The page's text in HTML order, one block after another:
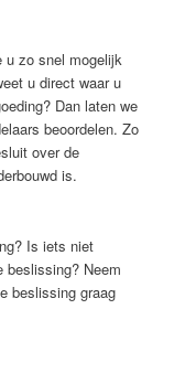
u zo snel mogelijk
u direct waar u
Dan laten we
beoordelen. Zo
over de
is.
Is iets niet
beslissing? Neem
beslissing graag